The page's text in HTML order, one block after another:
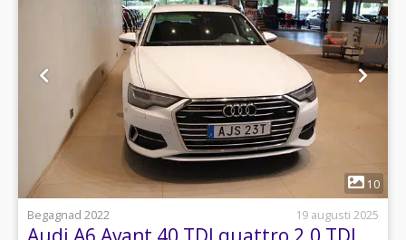
10
Begagnad 2022
19 augusti 2025